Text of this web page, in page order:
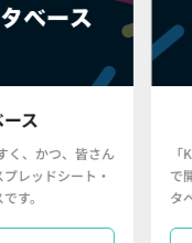
ス
く、かつ、皆さん
レッドシート・
す。
で
タ